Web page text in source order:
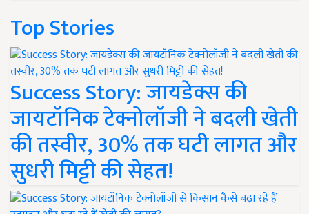
Top Stories
Success Story: जायडेक्स की
जायटॉनिक टेक्नोलॉजी ने बदली खेती
की तस्वीर, 30% तक घटी लागत और
सुधरी मिट्टी की सेहत!